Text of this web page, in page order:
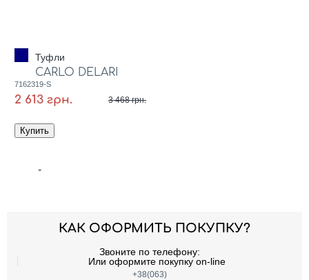
Туфли
CARLO DELARI
7162319-S
2 613 грн. 3 468 грн.
-
КАК ОФОРМИТЬ ПОКУПКУ?
Звоните по телефону:
Или оформите покупку on-line
+38(063)